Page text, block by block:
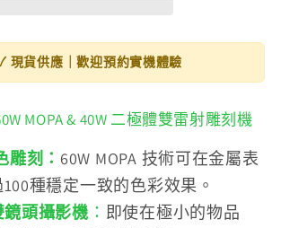
現貨供應｜歡迎預約實機體驗
MOPA & 40W 二極體雙雷射雕刻機
雕刻： 60W MOPA 技術可在金屬表
種穩定一致的色彩效果。
鏡頭攝影機 ： 即使在極小的物品